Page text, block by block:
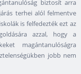
biztosít arra
terhei alól felmentve
is felfedezték ezt az
azzal, hogy a
magántanulóságra
jobb nem